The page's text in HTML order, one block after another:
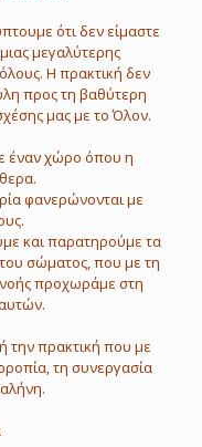
ότι δεν είμαστε
μεγαλύτερης
Η πρακτική δεν
προς τη βαθύτερη
μας με το Όλον.
έναν χώρο όπου η
φανερώνονται με
και παρατηρούμε τα
σώματος, που με τη
προχωράμε στη
την πρακτική που με
τη συνεργασία